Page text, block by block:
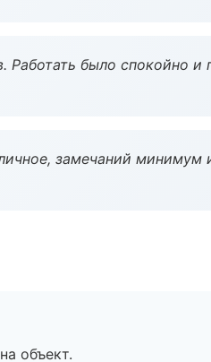
Работать было спокойно и
замечаний минимум
объект.